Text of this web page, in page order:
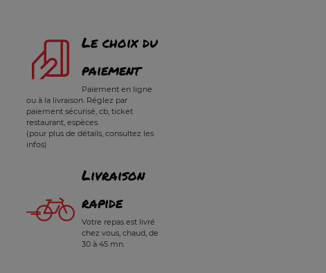
Le choix du
paiement
Paiement en ligne
ou à la livraison. Réglez par
paiement sécurisé, cb, ticket
restaurant, espèces.
(pour plus de détails, consultez les
infos)
Livraison
rapide
Votre repas est livré
chez vous, chaud, de
30 à 45 mn.